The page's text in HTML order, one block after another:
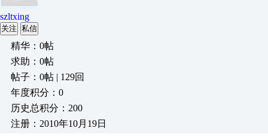
szltxing
关注 私信
精华：0帖
求助：0帖
帖子：0帖 | 129回
年度积分：0
历史总积分：200
注册：2010年10月19日